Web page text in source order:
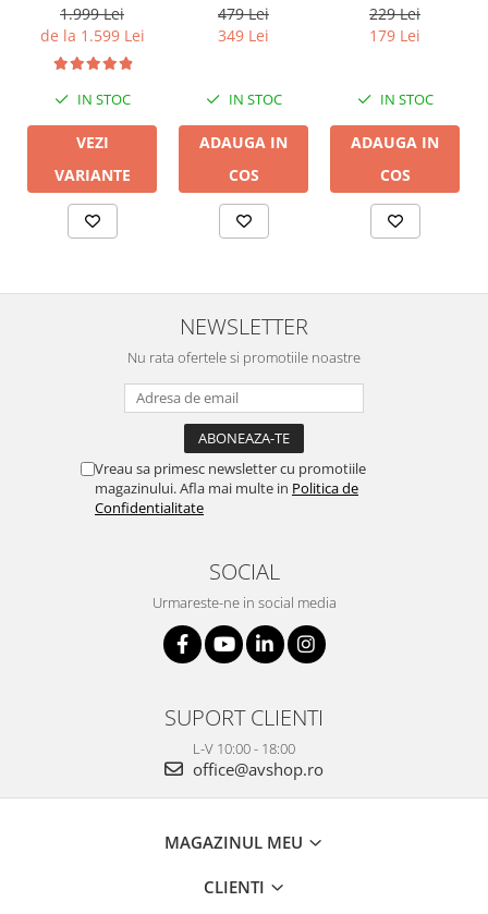
v3
1.999 Lei
de la 1.599 Lei
IN STOC
VEZI
VARIANTE
Ceiling (1 buc)
479 Lei
349 Lei
IN STOC
ADAUGA IN
COS
229 Lei
179 Lei
IN STOC
ADAUGA IN
COS
NEWSLETTER
Nu rata ofertele si promotiile noastre
Vreau sa primesc newsletter cu promotiile
magazinului. Afla mai multe in Politica de
Confidentialitate
SOCIAL
Urmareste-ne in social media
SUPORT CLIENTI
L-V 10:00 - 18:00
office@avshop.ro
MAGAZINUL MEU
CLIENTI